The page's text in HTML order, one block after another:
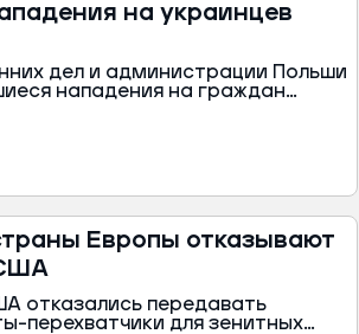
на украинцев
дел и администрации Польши
нападения на граждан
является
десятилетие, отметил
Европы отказывают
отказались передавать
перехватчики для зенитных